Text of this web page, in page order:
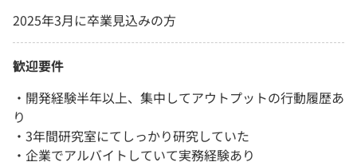
2025年3月に卒業見込みの方
歓迎要件
・開発経験半年以上、集中してアウトプットの行動履歴あ
り
・3年間研究室にてしっかり研究していた
・企業でアルバイトしていて実務経験あり